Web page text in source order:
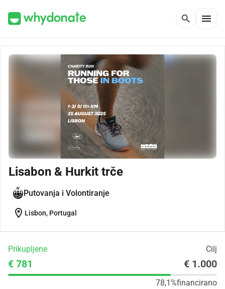
search menu
Lisabon & Hurkit trče
Putovanja i Volontiranje
location_on Lisbon, Portugal
Prikupljene Cilj
€ 781 € 1.000
78,1%financirano